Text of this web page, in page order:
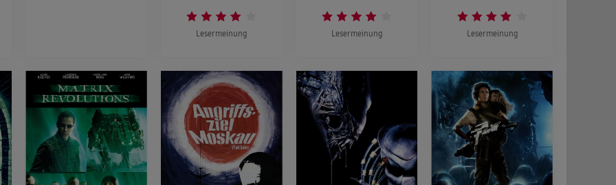
Lesermeinung Lesermeinung Lesermeinung